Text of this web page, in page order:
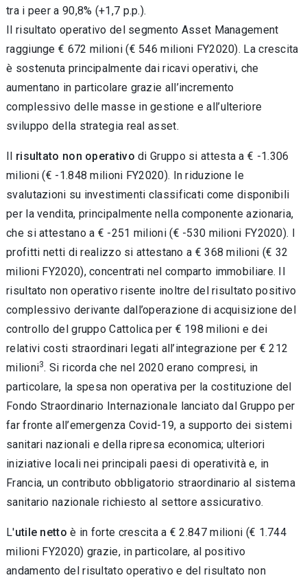
tra i peer a 90,8% (+1,7 p.p.).
Il risultato operativo del segmento Asset Management
raggiunge € 672 milioni (€ 546 milioni FY2020). La crescita
è sostenuta principalmente dai ricavi operativi, che
aumentano in particolare grazie all’incremento
complessivo delle masse in gestione e all’ulteriore
sviluppo della strategia real asset.
risultato non operativo di Gruppo si attesta a € -1.306
milioni (€ -1.848 milioni FY2020). In riduzione le
svalutazioni su investimenti classificati come disponibili
per la vendita, principalmente nella componente azionaria,
che si attestano a € -251 milioni (€ -530 milioni FY2020). I
profitti netti di realizzo si attestano a € 368 milioni (€ 32
milioni FY2020), concentrati nel comparto immobiliare. Il
risultato non operativo risente inoltre del risultato positivo
complessivo derivante dall’operazione di acquisizione del
controllo del gruppo Cattolica per € 198 milioni e dei
relativi costi straordinari legati all’integrazione per € 212
milioni3. Si ricorda che nel 2020 erano compresi, in
particolare, la spesa non operativa per la costituzione del
Fondo Straordinario Internazionale lanciato dal Gruppo per
far fronte all’emergenza Covid-19, a supporto dei sistemi
sanitari nazionali e della ripresa economica; ulteriori
iniziative locali nei principali paesi di operatività e, in
Francia, un contributo obbligatorio straordinario al sistema
sanitario nazionale richiesto al settore assicurativo.
L'utile netto è in forte crescita a € 2.847 milioni (€ 1.744
milioni FY2020) grazie, in particolare, al positivo
andamento del risultato operativo e del risultato non